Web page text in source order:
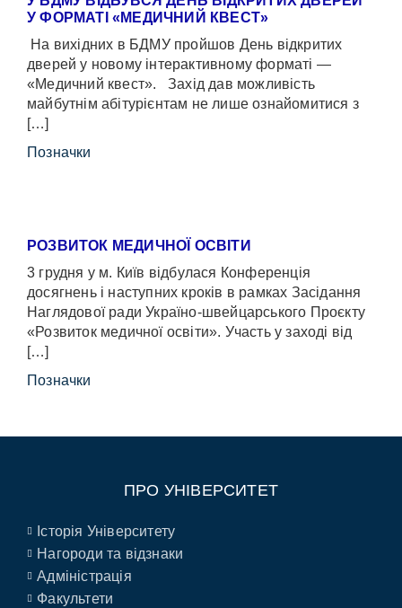
У ФОРМАТІ «МЕДИЧНИЙ КВЕСТ»
На вихідних в БДМУ пройшов День відкритих
дверей у новому інтерактивному форматі —
«Медичний квест». Захід дав можливість
майбутнім абітурієнтам не лише ознайомитися з
[…]
Позначки
РОЗВИТОК МЕДИЧНОЇ ОСВІТИ
3 грудня у м. Київ відбулася Конференція
досягнень і наступних кроків в рамках Засідання
Наглядової ради Україно-швейцарського Проєкту
«Розвиток медичної освіти». Участь у заході від
[…]
Позначки
ПРО УНІВЕРСИТЕТ
Історія Університету
Нагороди та відзнаки
Адміністрація
Факультети